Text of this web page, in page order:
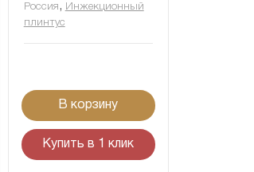
Россия , Инжекционный
плинтус
В корзину
Купить в 1 клик